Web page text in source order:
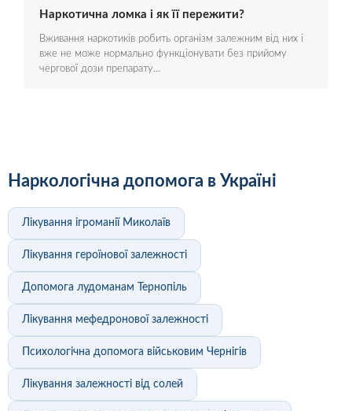
Наркотична ломка і як її пережити?
Вживання наркотиків робить організм залежним від них і
вже не може нормально функціонувати без прийому
чергової дози препарату…
Наркологічна допомога в Україні
Лікування ігроманії Миколаїв
Лікування героїнової залежності
Допомога лудоманам Тернопіль
Лікування мефедронової залежності
Психологічна допомога військовим Чернігів
Лікування залежності від солей